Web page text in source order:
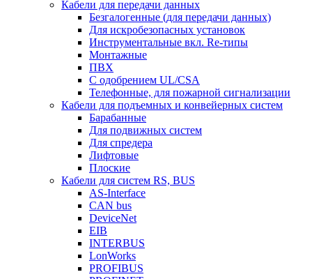
Кабели для передачи данных
Безгалогенные (для передачи данных)
Для искробезопасных установок
Инструментальные вкл. Re-типы
Монтажные
ПВХ
С одобрением UL/CSA
Телефонные, для пожарной сигнализации
Кабели для подъемных и конвейерных систем
Барабанные
Для подвижных систем
Для спредера
Лифтовые
Плоские
Кабели для систем RS, BUS
AS-Interface
CAN bus
DeviceNet
EIB
INTERBUS
LonWorks
PROFIBUS